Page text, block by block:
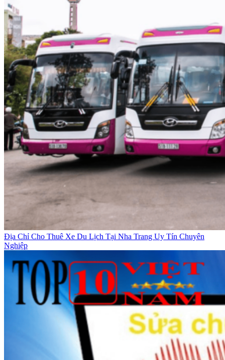
Địa Chỉ Cho Thuê Xe Du Lịch Tại Nha Trang Uy Tín Chuyên
Nghiệp